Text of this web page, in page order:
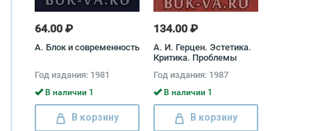
64.00 ₽
А. Блок и современность
Год издания: 1981
В наличии 1
В корзину
134.00 ₽
А. И. Герцен. Эстетика.
Критика. Проблемы
Герцен
Год издания: 1987
В наличии 1
В корзину